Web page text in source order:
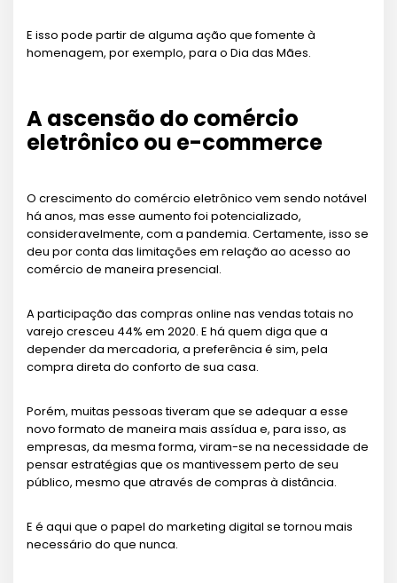
E isso pode partir de alguma ação que fomente à
homenagem, por exemplo, para o Dia das Mães.
A ascensão do comércio
eletrônico ou e-commerce
O crescimento do comércio eletrônico vem sendo notável
há anos, mas esse aumento foi potencializado,
consideravelmente, com a pandemia. Certamente, isso se
deu por conta das limitações em relação ao acesso ao
comércio de maneira presencial.
A participação das compras online nas vendas totais no
varejo cresceu 44% em 2020. E há quem diga que a
depender da mercadoria, a preferência é sim, pela
compra direta do conforto de sua casa.
Porém, muitas pessoas tiveram que se adequar a esse
novo formato de maneira mais assídua e, para isso, as
empresas, da mesma forma, viram-se na necessidade de
pensar estratégias que os mantivessem perto de seu
público, mesmo que através de compras à distância.
E é aqui que o papel do marketing digital se tornou mais
necessário do que nunca.